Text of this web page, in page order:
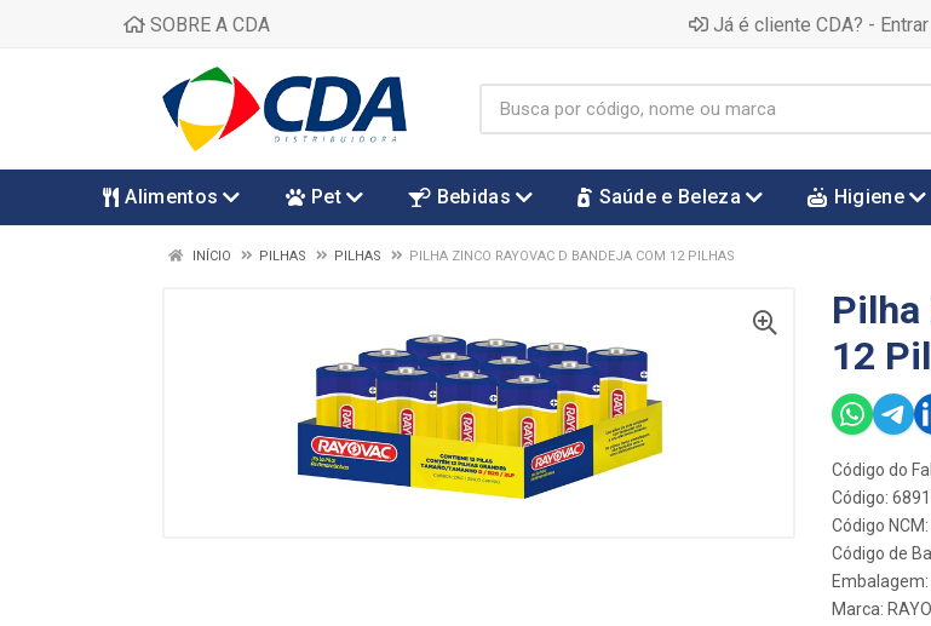
SOBRE A CDA Já é cliente CDA? - Entrar
Alimentos Pet Bebidas Saúde e Beleza Higiene
INÍCIO PILHAS PILHAS PILHA ZINCO RAYOVAC D BANDEJA COM 12 PILHAS
Pilha
12
Código do
Código:
Código
Código de
Embalagem:
Marca: